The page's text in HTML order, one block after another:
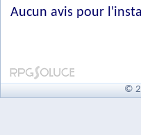
Aucun avis pour
©